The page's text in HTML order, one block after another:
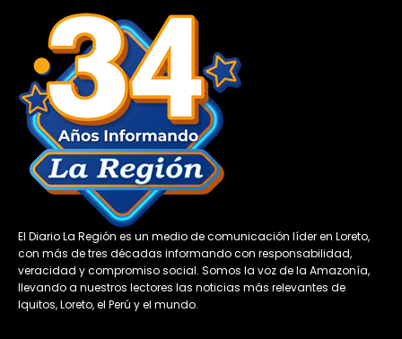
El Diario La Región es un medio de comunicación líder en Loreto,
con más de tres décadas informando con responsabilidad,
veracidad y compromiso social. Somos la voz de la Amazonía,
llevando a nuestros lectores las noticias más relevantes de
Iquitos, Loreto, el Perú y el mundo.